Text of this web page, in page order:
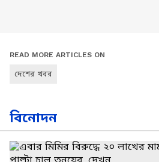
READ MORE ARTICLES ON
দেশের খবর
বিনোদন